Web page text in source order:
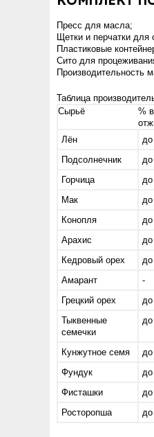
Пресс для масла;
Щетки и перчатки для
Пластиковые
Сито для
Производительность
Таблица
Сырьё
%
Лён
Подсолнечник
Горчица
Мак
Конопля
Арахис
Кедровый орех
Амарант
-
Грецкий орех
Тыквенные
семечки
Кунжутное семя
Фундук
Фисташки
Росторопша